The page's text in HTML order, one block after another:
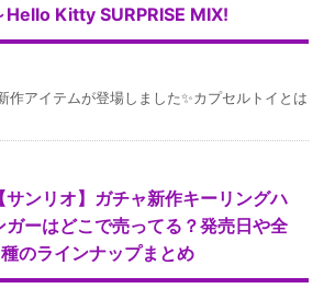
Hello Kitty SURPRISE MIX!
作アイテムが登場しました✨カプセルトイとは
【サンリオ】ガチャ新作キーリングハ
ガーはどこで売ってる？発売日や全
のラインナップまとめ